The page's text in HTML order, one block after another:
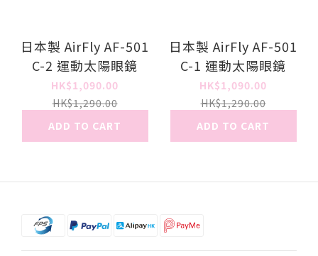
日本製 AirFly AF-501
C-2 運動太陽眼鏡
HK$1,090.00
HK$1,290.00
ADD TO CART
日本製 AirFly AF-501
C-1 運動太陽眼鏡
HK$1,090.00
HK$1,290.00
ADD TO CART